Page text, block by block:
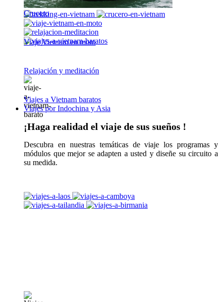
Crucero
Viaje Vietnam en moto
Relajación y meditación
Viajes a Vietnam baratos
Viajes por Indochina y Asia
¡Haga realidad el viaje de sus sueños !
Descubra en nuestras temáticas de viaje los programas y
módulos que mejor se adapten a usted y diseñe su circuito a
su medida.